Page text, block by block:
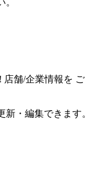
店舗/企業情報を ご
・編集できます。